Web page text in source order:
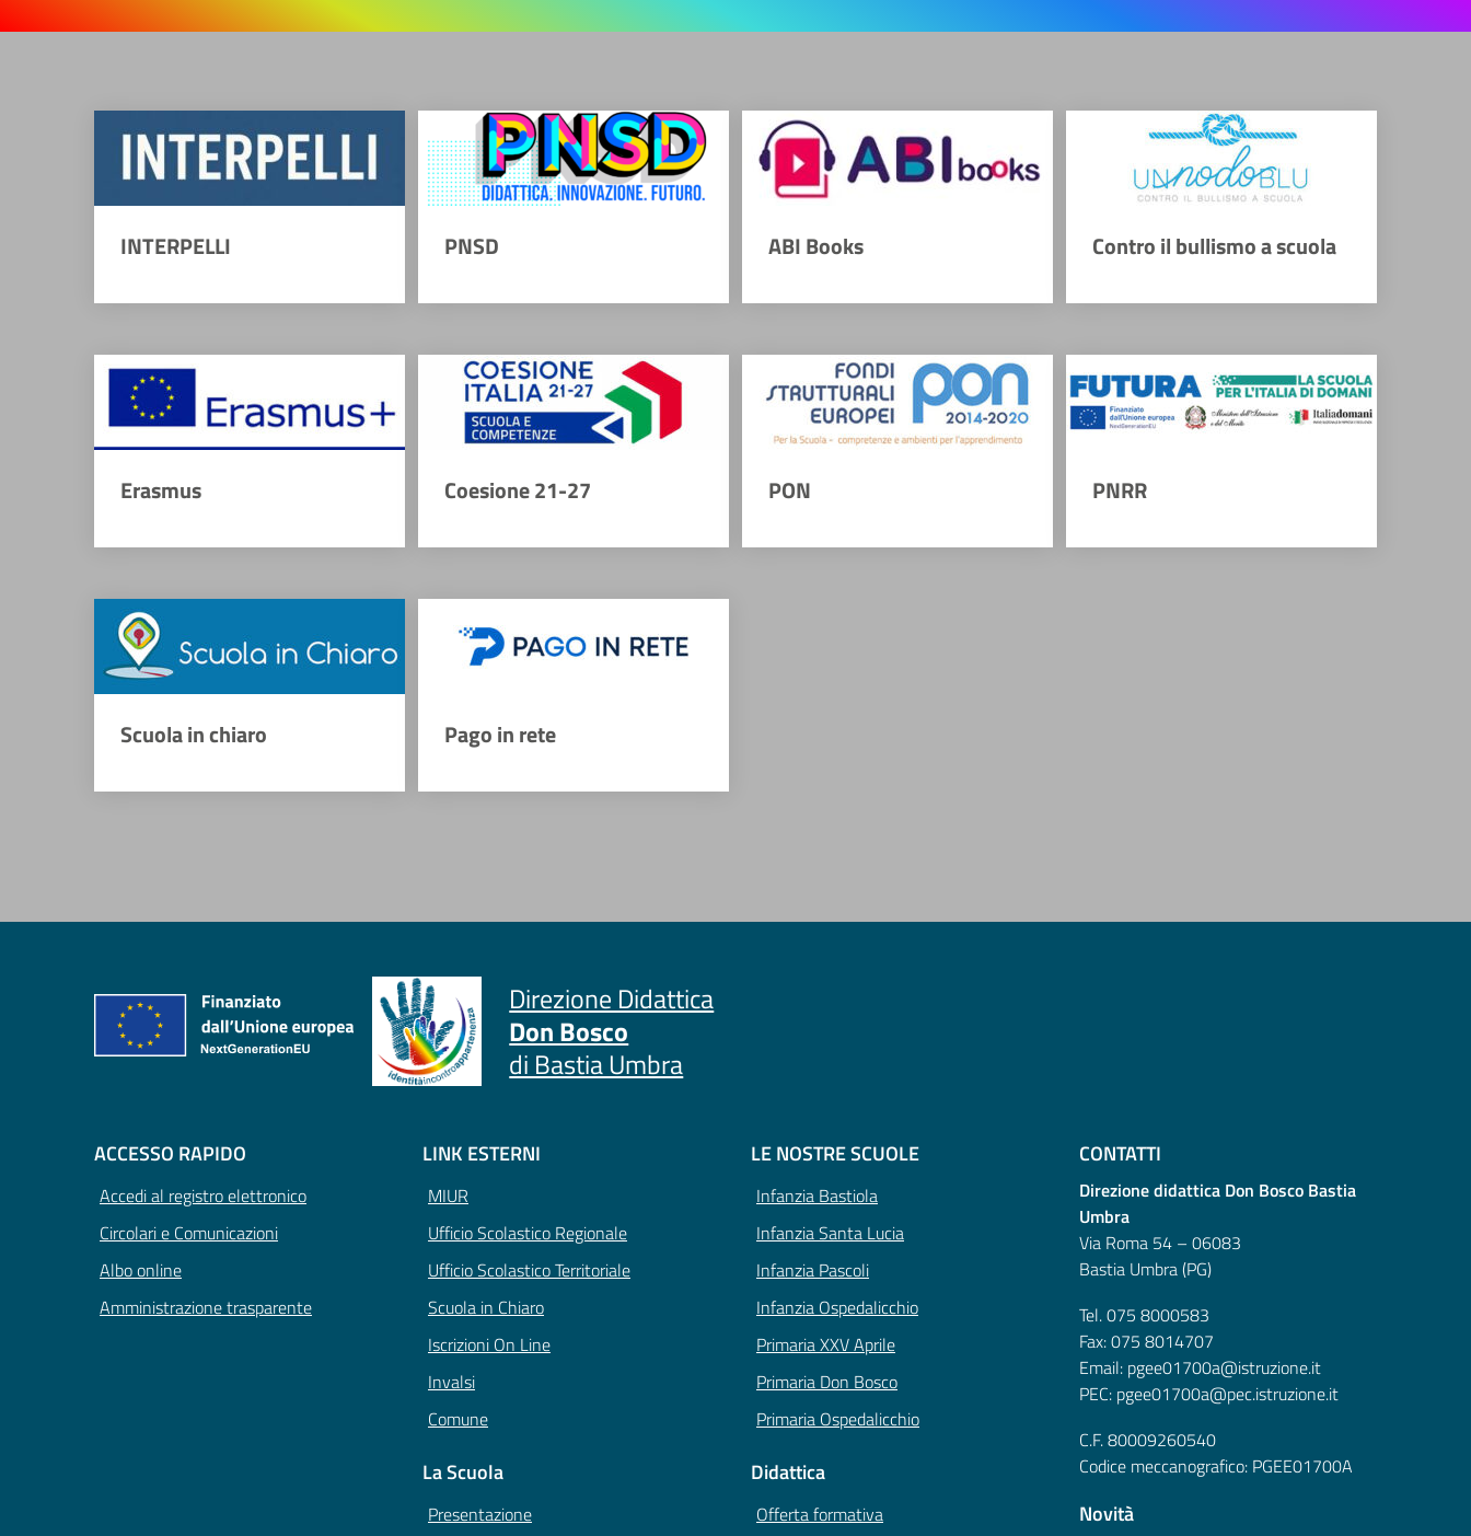
INTERPELLI PNSD ABI Books Contro il bullismo a scuola
Erasmus Coesione 21-27 PON PNRR
Scuola in chiaro Pago in rete
Direzione Didattica
Don Bosco
di Bastia Umbra
ACCESSO RAPIDO
Accedi al registro elettronico
Circolari e Comunicazioni
Albo online
Amministrazione trasparente
LINK ESTERNI
MIUR
Ufficio Scolastico Regionale
Ufficio Scolastico Territoriale
Scuola in Chiaro
Iscrizioni On Line
Invalsi
Comune
La Scuola
Presentazione
LE NOSTRE SCUOLE
Infanzia Bastiola
Infanzia Santa Lucia
Infanzia Pascoli
Infanzia Ospedalicchio
Primaria XXV Aprile
Primaria Don Bosco
Primaria Ospedalicchio
Didattica
Offerta formativa
CONTATTI
Direzione didattica Don Bosco Bastia
Umbra
Via Roma 54 – 06083
Bastia Umbra (PG)
Tel. 075 8000583
Fax: 075 8014707
Email: pgee01700a@istruzione.it
PEC: pgee01700a@pec.istruzione.it
C.F. 80009260540
Codice meccanografico: PGEE01700A
Novità